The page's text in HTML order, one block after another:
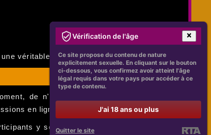
véritable ouverture d'esprit.
de n'importe où, simplement avec une
en ligne est à votre portée.
y sont souvent accueillants et prêts à
Vérification de l'âge
Ce site propose du contenu de nature
explicitement sexuelle. En cliquant sur le bouton
ci-dessous, vous confirmez avoir atteint l'âge
légal requis dans votre pays pour accéder à ce
type de contenu.
J'ai 18 ans ou plus
Quitter le site